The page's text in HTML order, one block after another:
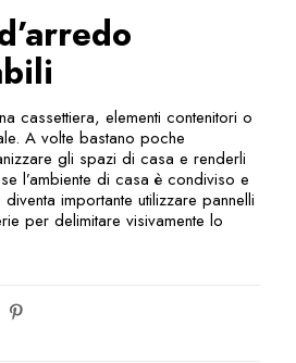
cassettiera, elementi contenitori o
A volte bastano poche
gli spazi di casa e renderli
l’ambiente di casa è condiviso e
importante utilizzare pannelli
per delimitare visivamente lo